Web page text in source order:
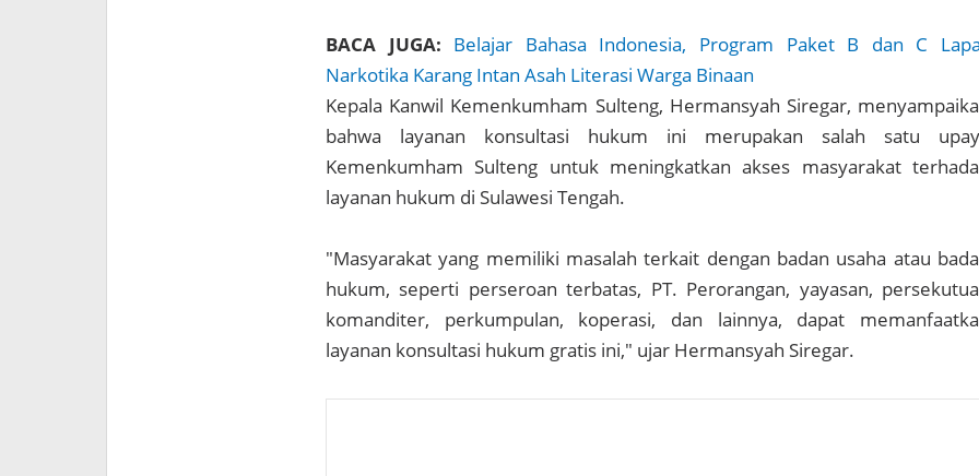
BACA JUGA: Belajar Bahasa Indonesia, Program Paket B dan C
Narkotika Karang Intan Asah Literasi Warga Binaan
Kepala Kanwil Kemenkumham Sulteng, Hermansyah Siregar,
bahwa layanan konsultasi hukum ini merupakan salah satu
Kemenkumham Sulteng untuk meningkatkan akses masyarakat
layanan hukum di Sulawesi Tengah.
"Masyarakat yang memiliki masalah terkait dengan badan usaha atau
hukum, seperti perseroan terbatas, PT. Perorangan, yayasan,
komanditer, perkumpulan, koperasi, dan lainnya, dapat
layanan konsultasi hukum gratis ini," ujar Hermansyah Siregar.